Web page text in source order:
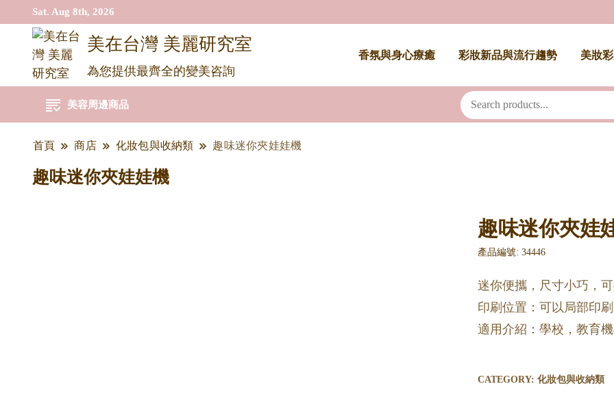
Sat. Aug 8th, 2026
美在台灣 美麗研究室
為您提供最齊全的變美咨詢
香氛與身心療癒 彩妝新品與流行趨勢 美妝
美容周邊商品
首頁 商店 化妝包與收納類 趣味迷你夾娃娃機
趣味迷你夾娃娃機
趣味迷你夾娃
產品編號: 34446
迷你便攜，尺寸小巧，
印刷位置：可以局部印
適用介紹：學校，教育
CATEGORY: 化妝包與收納類